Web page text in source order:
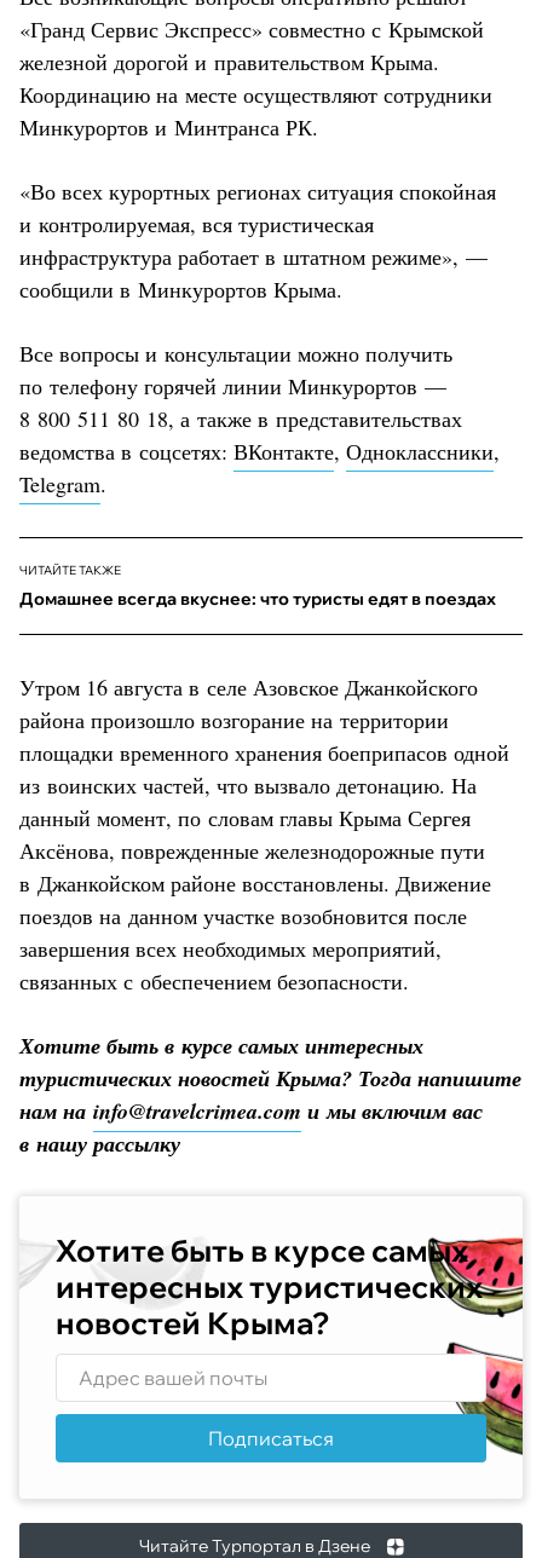
«Гранд Сервис Экспресс» совместно с Крымской
железной дорогой и правительством Крыма.
Координацию на месте осуществляют сотрудники
Минкурортов и Минтранса РК.
«Во всех курортных регионах ситуация спокойная
и контролируемая, вся туристическая
инфраструктура работает в штатном режиме», —
сообщили в Минкурортов Крыма.
Все вопросы и консультации можно получить
по телефону горячей линии Минкурортов —
8 800 511 80 18, а также в представительствах
ведомства в соцсетях: ВКонтакте, Одноклассники,
Telegram.
ЧИТАЙТЕ ТАКЖЕ
Домашнее всегда вкуснее: что туристы едят в поездах
Утром 16 августа в селе Азовское Джанкойского
района произошло возгорание на территории
площадки временного хранения боеприпасов одной
из воинских частей, что вызвало детонацию. На
данный момент, по словам главы Крыма Сергея
Аксёнова, поврежденные железнодорожные пути
в Джанкойском районе восстановлены. Движение
поездов на данном участке возобновится после
завершения всех необходимых мероприятий,
связанных с обеспечением безопасности.
Хотите быть в курсе самых интересных
туристических новостей Крыма? Тогда напишите
нам на info@travelcrimea.com и мы включим вас
в нашу рассылку
Хотите быть в курсе самых
интересных туристических
новостей Крыма?
Подписаться
Читайте Турпортал в Дзене